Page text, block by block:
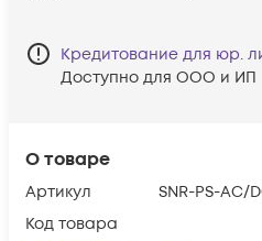
О товаре
Артикул
SNR-PS-AC/
Код товара
Кредитование для юр.
Доступно для ООО и ИП